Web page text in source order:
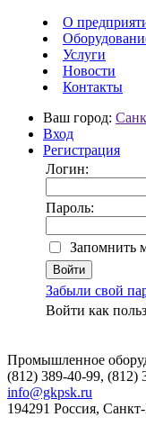
О
Услуги
Новости
Контакты
Ваш город:
Вход
Регистрация
Логин:
Пароль:
Запомнить
Забыли свой
Войти как
Промышленное
(812) 389-40-99, (812)
info@gkpsk.ru
194291 Россия,